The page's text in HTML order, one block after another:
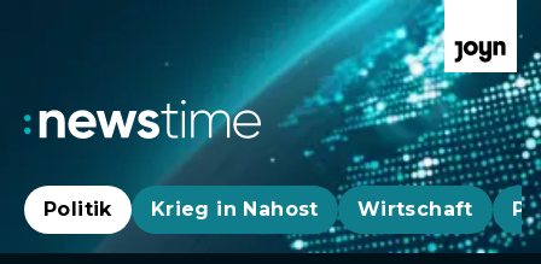
Politik Krieg in Nahost Wirtschaft